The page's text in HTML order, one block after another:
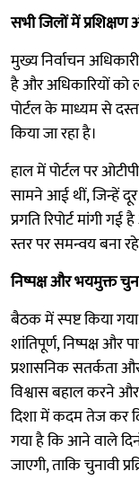
सभी जिलों में प्रशिक्षण
मुख्य निर्वाचन
है और अधिकारियों को
पोर्टल के माध्यम से
किया जा रहा है।
हाल में पोर्टल पर
सामने आई थीं, जिन्हें
प्रगति रिपोर्ट मांगी
स्तर पर समन्वय बना
निष्पक्ष और भयमुक्त
बैठक में स्पष्ट किया
शांतिपूर्ण, निष्पक्ष और
प्रशासनिक सतर्कता
विश्वास बहाल करने
दिशा में कदम तेज कर
गया है कि आने वाले
जाएगी, ताकि चुनावी